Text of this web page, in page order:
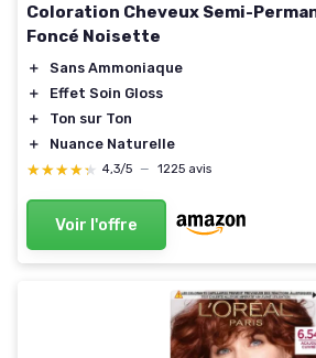
Coloration Cheveux Semi-
Foncé Noisette
＋
Sans Ammoniaque
＋
Effet Soin Gloss
＋
Ton sur Ton
＋
Nuance Naturelle
★★★★★
★★★★★ 4,3/5 — 1225 avis
Voir l'offre